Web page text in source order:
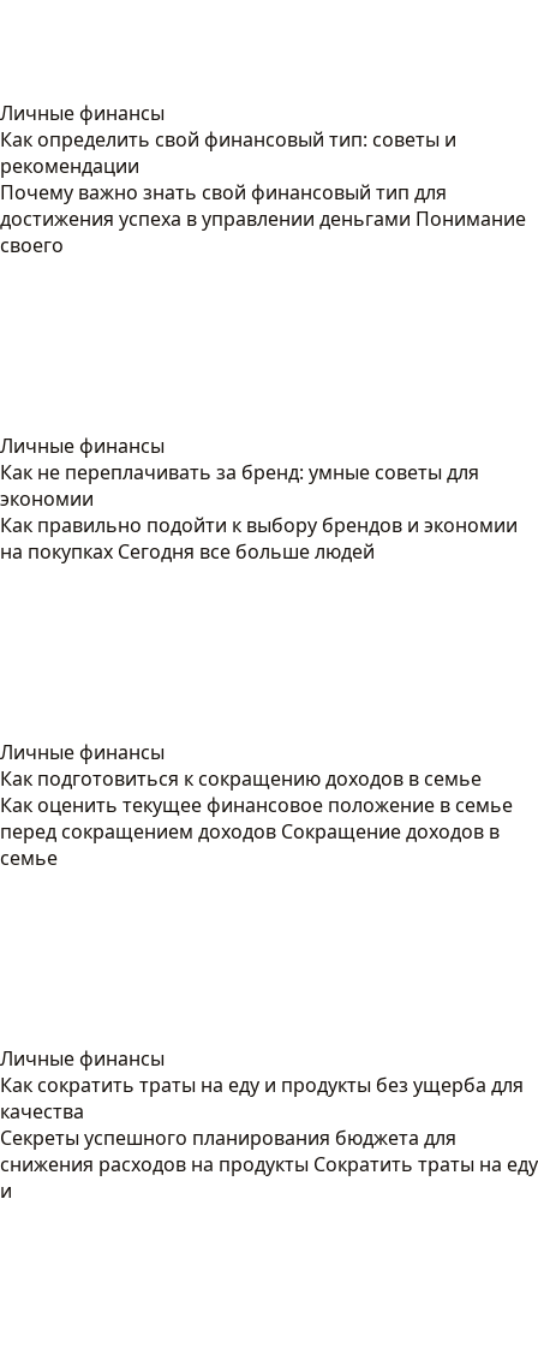
Личные финансы
Как определить свой финансовый тип: советы и
рекомендации
Почему важно знать свой финансовый тип для
достижения успеха в управлении деньгами Понимание
своего
Личные финансы
Как не переплачивать за бренд: умные советы для
экономии
Как правильно подойти к выбору брендов и экономии
на покупках Сегодня все больше людей
Личные финансы
Как подготовиться к сокращению доходов в семье
Как оценить текущее финансовое положение в семье
перед сокращением доходов Сокращение доходов в
семье
Личные финансы
Как сократить траты на еду и продукты без ущерба для
качества
Секреты успешного планирования бюджета для
снижения расходов на продукты Сократить траты на еду
и